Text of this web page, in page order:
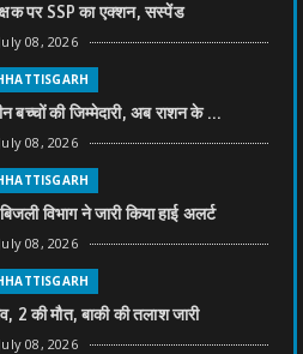
पर SSP का एक्शन, सस्पेंड
July 08, 2026
बच्चों की जिम्मेदारी, अब राशन के ...
July 08, 2026
विभाग ने जारी किया हाई अलर्ट
July 08, 2026
2 की मौत, बाकी की तलाश जारी
July 08, 2026